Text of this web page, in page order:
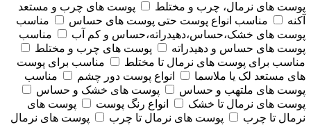
پوست های نرمال، چرب و مختلط
پوست های چرب و مستعد
آکنه
مناسب انواع پوست حتی پوست های حساس
مناسب
پوست های خشک،حساس،دهیدراته،حساس و کم آب
مناسب
پوست های حساس و دهیدراته
پوست های چرب و مختلط
مناسب برای پوست های نرمال تا مختلط
مناسب برای پوست
های مستعد لک یا ملاسما
انواع پوست دور چشم
مناسب
پوست های ملتهب و حساس
پوست های خشک و حساس
پوست های نرمال تا خشک
انواع رنگ پوست
پوست های
نرمال تا چرب
پوست های نرمال تا چرب
پوست های نرمال